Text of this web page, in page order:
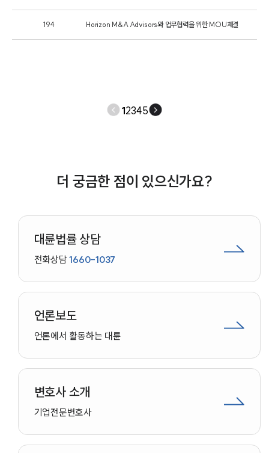
고객후기
공지사항
법률 블로그
대륜법률상담예약
대륜법률상담예약
194 Horizon M&A Advisors와 업무협력을 위한 MOU체결
12345
더 궁금한 점이 있으신가요?
대륜법률 상담
전화상담1660-1037
언론보도
언론에서 활동하는 대륜
변호사 소개
기업전문변호사